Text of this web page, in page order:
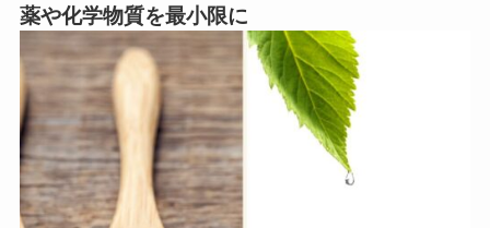
薬や化学物質を最小限に